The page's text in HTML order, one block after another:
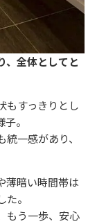
、全体としてと
もすっきりとし
。
一感があり、
薄暗い時間帯は
。
もう一歩、安心